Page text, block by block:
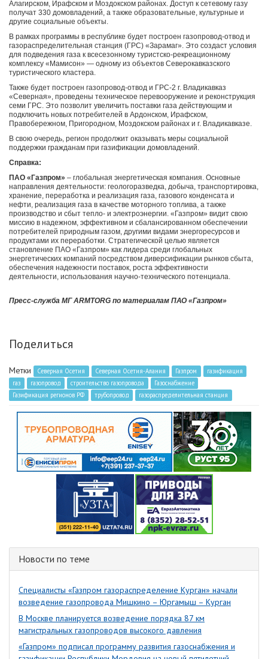
Алагирском, Ирафском и Моздокском районах. Доступ к сетевому газу
получат 330 домовладений, а также образовательные, культурные и
другие социальные объекты.
В рамках программы в республике будет построен газопровод-отвод и
газораспределительная станция (ГРС) «Зарамаг». Это создаст условия
для подведения газа к всесезонному туристско-рекреационному
комплексу «Мамисон» — одному из объектов Северокавказского
туристического кластера.
Также будет построен газопровод-отвод и ГРС-2 г. Владикавказ
«Северная», проведены техническое перевооружение и реконструкция
семи ГРС. Это позволит увеличить поставки газа действующим и
подключить новых потребителей в Ардонском, Ирафском,
Правобережном, Пригородном, Моздокском районах и г. Владикавказе.
В свою очередь, регион продолжит оказывать меры социальной
поддержки гражданам при газификации домовладений.
Справка:
ПАО «Газпром» – глобальная энергетическая компания. Основные
направления деятельности: геологоразведка, добыча, транспортировка,
хранение, переработка и реализация газа, газового конденсата и
нефти, реализация газа в качестве моторного топлива, а также
производство и сбыт тепло- и электроэнергии. «Газпром» видит свою
миссию в надежном, эффективном и сбалансированном обеспечении
потребителей природным газом, другими видами энергоресурсов и
продуктами их переработки. Стратегической целью является
становление ПАО «Газпром» как лидера среди глобальных
энергетических компаний посредством диверсификации рынков сбыта,
обеспечения надежности поставок, роста эффективности
деятельности, использования научно-технического потенциала.
Пресс-служба МГ ARMTORG по материалам ПАО «Газпром»
Поделиться
Метки Северная Осетия Северная Осетия-Алания Газпрoм
газификация
газ
газопровод строительство газопровода
Газоснабжение
Газификация регионов РФ
трубопровод газораспределительная станция
Новости по теме
Специалисты «Газпром газораспределение Курган» начали
возведение газопровода Мишкино – Юргамыш – Курган
В Москве планируется возведение порядка 87 км
магистральных газопроводов высокого давления
«Газпром» подписал программу развития газоснабжения и